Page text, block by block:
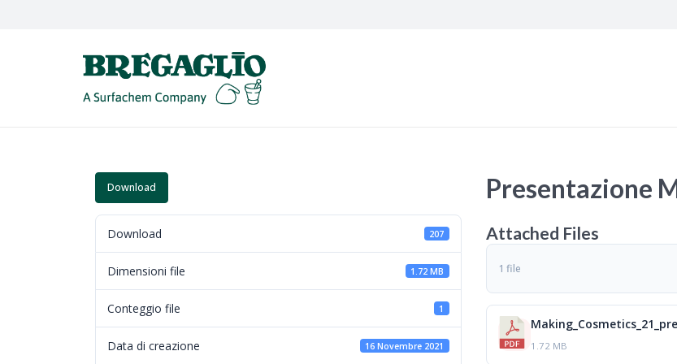
Download
Download 207
Dimensioni file 1.72 MB
Conteggio file 1
Data di creazione 16 Novembre 2021
Presentazione
Attached Files
1 file
1.72 MB